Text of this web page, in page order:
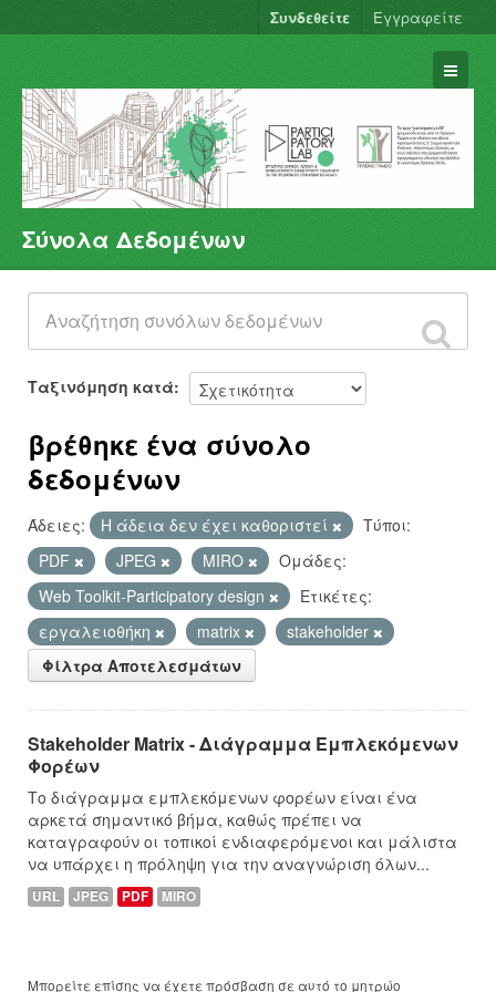
Συνδεθείτε Εγγραφείτε
Σύνολα Δεδομένων
Φορείς
Ομάδες
Σχετικά
Σύνολα Δεδομένων
Ταξινόμηση κατά
βρέθηκε ένα σύνολο
δεδομένων
Άδειες: Η άδεια δεν έχει καθοριστεί
Τύποι:
PDF
JPEG MIRO
Ομάδες:
Web Toolkit-Participatory design
Ετικέτες:
εργαλειοθήκη
matrix
stakeholder
Φίλτρα Αποτελεσμάτων
Stakeholder Matrix - Διάγραμμα Εμπλεκόμενων
Φορέων
Το διάγραμμα εμπλεκόμενων φορέων είναι ένα
αρκετά σημαντικό βήμα, καθώς πρέπει να
καταγραφούν οι τοπικοί ενδιαφερόμενοι και μάλιστα
να υπάρχει η πρόληψη για την αναγνώριση όλων...
URL JPEG PDF MIRO
Μπορείτε επίσης να έχετε πρόσβαση σε αυτό το μητρώο